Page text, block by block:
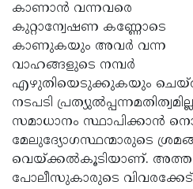
കാണാന്‍ വന്നവരെ
കുറ്റാന്വേഷണ കണ്ണോടെ
കാണുകയും അവര്‍ വന്ന
വാഹങ്ങളുടെ നമ്പര്‍
എഴുതിയെടുക്കുകയും
നടപടി
സമാധാനം സ്ഥാപിക്കാന്‍
മേലുദ്യോഗസ്ഥന്മാരുടെ
വെയ്ക്കല്‍കൂടിയാണ്.
പോലീസുകാരുടെ വിവരക്കേട്